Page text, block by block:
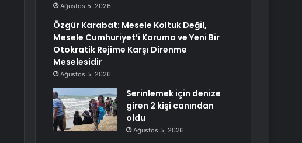
Ağustos 5, 2026
Özgür Karabat: Mesele Koltuk Değil,
Mesele Cumhuriyet’i Koruma ve Yeni Bir
Otokratik Rejime Karşı Direnme
Meselesidir
Ağustos 5, 2026
Serinlemek için denize
giren 2 kişi canından
oldu
Ağustos 5, 2026